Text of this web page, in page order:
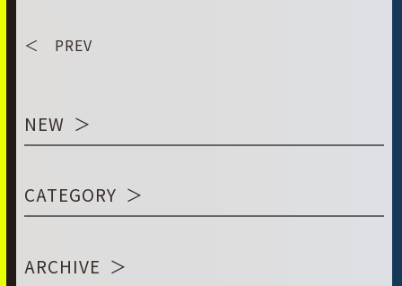
＜ PREV
NEW
CATEGORY
ARCHIVE